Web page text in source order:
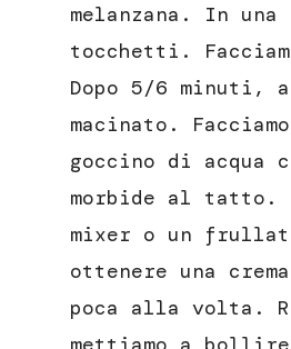
melanzana. In
tocchetti.
Dopo 5/6 minuti,
macinato.
goccino di acqua
morbide al tatto.
mixer o un
ottenere una
poca alla volta.